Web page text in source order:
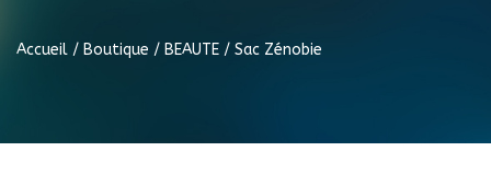
Accueil / Boutique / BEAUTE / Sac Zénobie